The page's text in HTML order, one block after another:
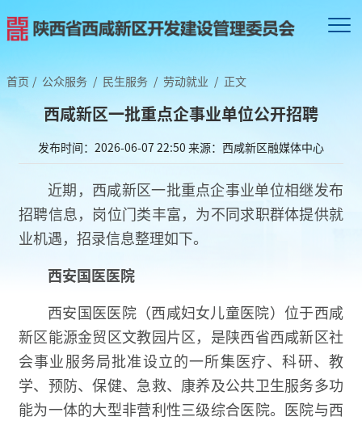
首页 / 公众服务 / 民生服务 / 劳动就业 / 正文
西咸新区一批重点企事业单位公开招聘
发布时间：2026-06-07 22:50 来源：西咸新区融媒体中心
近期，西咸新区一批重点企事业单位相继发布
招聘信息，岗位门类丰富，为不同求职群体提供就
业机遇，招录信息整理如下。
西安国医医院
西安国医医院（西咸妇女儿童医院）位于西咸
新区能源金贸区文教园片区，是陕西省西咸新区社
会事业服务局批准设立的一所集医疗、科研、教
学、预防、保健、急救、康养及公共卫生服务多功
能为一体的大型非营利性三级综合医院。医院与西